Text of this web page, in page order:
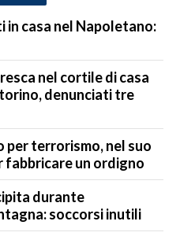
casa nel Napoletano:
nel cortile di casa
denunciati tre
per terrorismo, nel suo
fabbricare un ordigno
durante
soccorsi inutili